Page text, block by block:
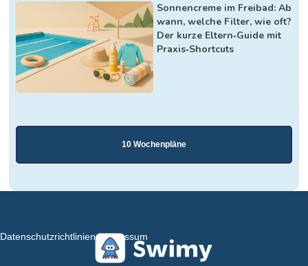
Sonnencreme im Freibad: Ab
wann, welche Filter, wie oft?
Der kurze Eltern‑Guide mit
Praxis‑Shortcuts
10 Wochenpläne
Datenschutzrichtlinien Impressum